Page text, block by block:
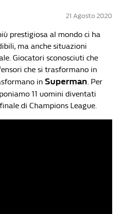
21 Agosto 2020
prestigiosa al mondo ci ha
ma anche situazioni
Giocatori sconosciuti che
che si trasformano in
in Superman. Per
11 uomini diventati
di Champions League.